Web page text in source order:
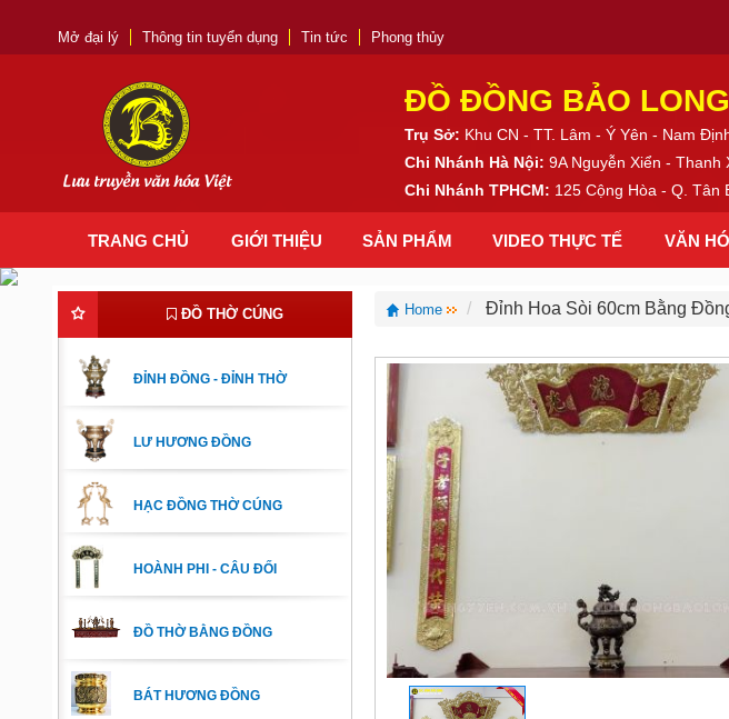
Mở đại lý Thông tin tuyển dụng Tin tức Phong thủy
Lưu truyền văn hóa Việt
ĐỒ ĐỒNG BẢO LONG
Trụ Sở: Khu CN - TT. Lâm - Ý Yên - Nam
Chi Nhánh Hà Nội:9A Nguyễn Xiển - Thanh
Chi Nhánh TPHCM: 125 Cộng Hòa - Q. Tân
TRANG CHỦ GIỚI THIỆU SẢN PHẨM VIDEO THỰC TẾ VĂN
ĐỒ THỜ CÚNG
ĐỈNH ĐỒNG - ĐỈNH THỜ
LƯ HƯƠNG ĐỒNG
HẠC ĐỒNG THỜ CÚNG
HOÀNH PHI - CÂU ĐỐI
ĐỒ THỜ BẰNG ĐỒNG
BÁT HƯƠNG ĐỒNG
Home Đỉnh Hoa Sòi 60cm Bằng